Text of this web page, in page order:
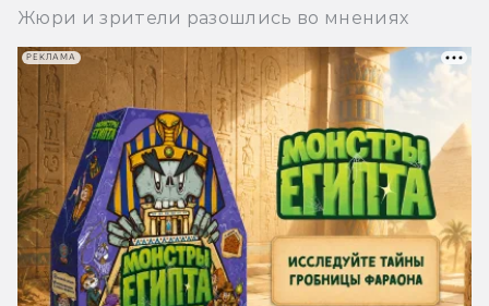
Жюри и зрители разошлись во мнениях
РЕКЛАМА